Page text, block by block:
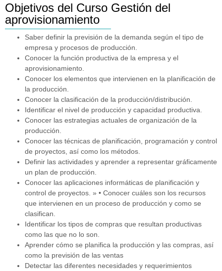
Objetivos del Curso Gestión del
aprovisionamiento
Saber definir la previsión de la demanda según el tipo de
empresa y procesos de producción.
Conocer la función productiva de la empresa y el
aprovisionamiento.
Conocer los elementos que intervienen en la planificación de
la producción.
Conocer la clasificación de la producción/distribución.
Identificar el nivel de producción y capacidad productiva.
Conocer las estrategias actuales de organización de la
producción.
Conocer las técnicas de planificación, programación y control
de proyectos, así como los métodos.
Definir las actividades y aprender a representar gráficamente
un plan de producción.
Conocer las aplicaciones informáticas de planificación y
control de proyectos. » • Conocer cuáles son los recursos
que intervienen en un proceso de producción y como se
clasifican.
Identificar los tipos de compras que resultan productivas
como las que no lo son.
Aprender cómo se planifica la producción y las compras, así
como la previsión de las ventas
Detectar las diferentes necesidades y requerimientos